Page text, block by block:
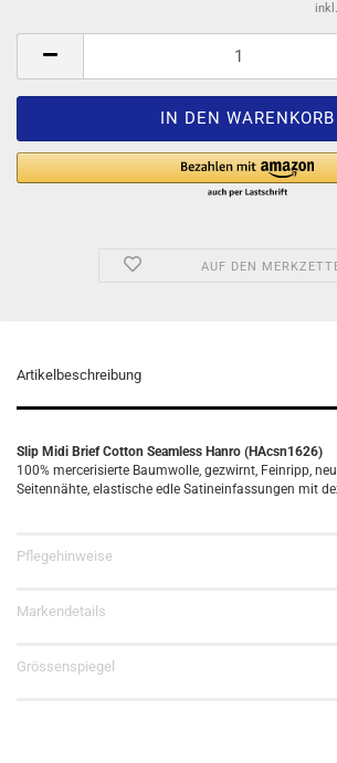
AUF DEN
Artikelbeschreibung
Slip Midi Brief Cotton Seamless Hanro (HAcsn1626)
100% mercerisierte Baumwolle, gezwirnt, Feinripp,
Seitennähte, elastische edle Satineinfassungen mit
Pflegehinweise
Markendetails
Grössenspiegel